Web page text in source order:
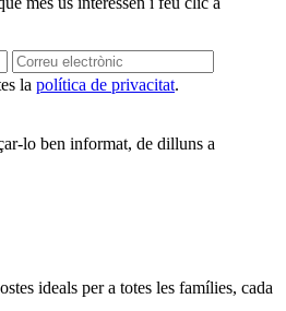
la política de privacitat.
lo ben informat, de dilluns a
ideals per a totes les famílies, cada